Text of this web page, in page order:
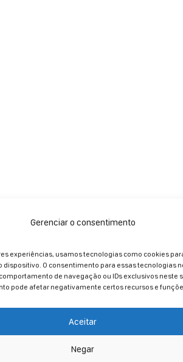
Gerenciar o consentimento
experiências, usamos tecnologias como cookies
dispositivo. O consentimento para essas tecnologias
de navegação ou IDs exclusivos neste
pode afetar negativamente certos recursos e
Aceitar
Negar